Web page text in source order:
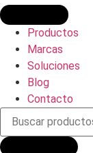
Productos
Marcas
Soluciones
Blog
Contacto
Búsqueda
productos